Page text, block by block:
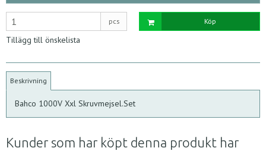
pcs Köp
Tillägg till önskelista
Beskrivning
Bahco 1000V Xxl Skruvmejsel.Set
Kunder som har köpt denna produkt har